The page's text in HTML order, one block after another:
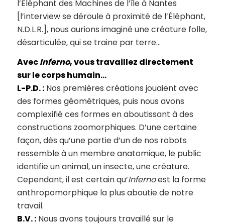
l’Éléphant des Machines de l’île à Nantes
[l’interview se déroule à proximité de l’Éléphant,
N.D.L.R.], nous aurions imaginé une créature folle,
désarticulée, qui se traine par terre…
AvecInferno, vous travaillez directement
sur le corps humain…
L-P.D. :Nos premières créations jouaient avec
des formes géométriques, puis nous avons
complexifié ces formes en aboutissant à des
constructions zoomorphiques. D’une certaine
façon, dès qu’une partie d’un de nos robots
ressemble à un membre anatomique, le public
identifie un animal, un insecte, une créature.
Cependant, il est certain qu’Infernoest la forme
anthropomorphique la plus aboutie de notre
travail.
B.V. :Nous avons toujours travaillé sur le